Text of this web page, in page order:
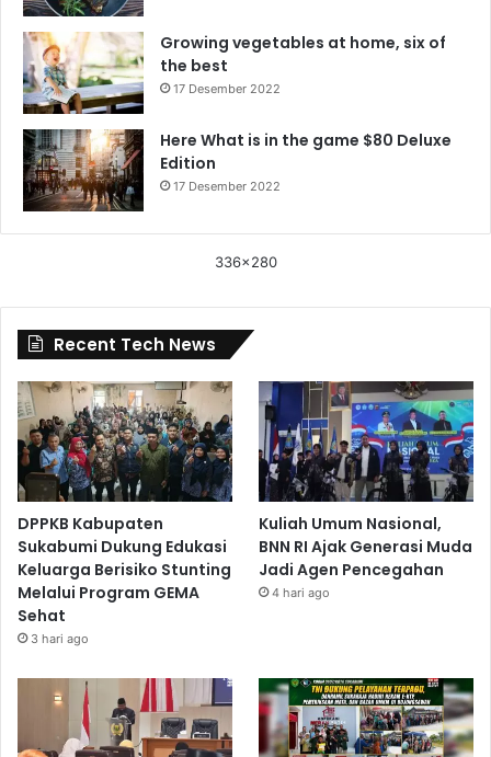
Growing vegetables at home, six of
the best
17 Desember 2022
Here What is in the game $80 Deluxe
Edition
17 Desember 2022
336x280
Recent Tech News
DPPKB Kabupaten
Sukabumi Dukung Edukasi
Keluarga Berisiko Stunting
Melalui Program GEMA
Sehat
3 hari ago
Kuliah Umum Nasional,
BNN RI Ajak Generasi Muda
Jadi Agen Pencegahan
4 hari ago